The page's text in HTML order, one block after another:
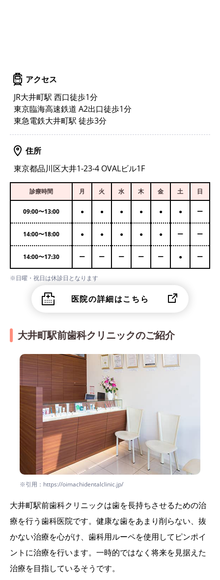
アクセス
JR大井町駅 西口徒歩1分
東京臨海高速鉄道 A2出口徒歩1分
東急電鉄大井町駅 徒歩3分
住所
東京都品川区大井1-23-4 OVALビル1F
診療時間 月 火 水 木 金 土 日
09:00〜13:00 ● ● ● ● ● ● ー
14:00〜18:00 ● ● ● ● ● ー ー
14:00〜17:30 ー ー ー ー ー ● ー
※日曜・祝日は休診日となります
医院の詳細はこちら
大井町駅前歯科クリニックのご紹介
※引用：https://oimachidentalclinic.jp/
大井町駅前歯科クリニックは歯を長持ちさせるための治
療を行う歯科医院です。健康な歯をあまり削らない、抜
かない治療を心がけ、歯科用ルーペを使用してピンポイ
ントに治療を行います。一時的ではなく将来を見据えた
治療を目指しているそうです。